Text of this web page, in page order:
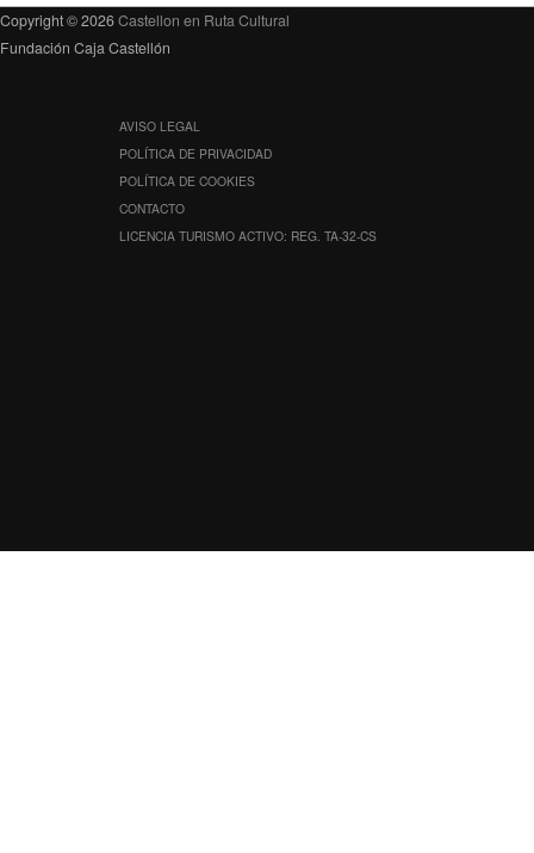
Copyright © 2026Castellon en Ruta Cultural
Fundación Caja Castellón
AVISO LEGAL
POLÍTICA DE PRIVACIDAD
POLÍTICA DE COOKIES
CONTACTO
LICENCIA TURISMO ACTIVO: REG. TA-32-CS